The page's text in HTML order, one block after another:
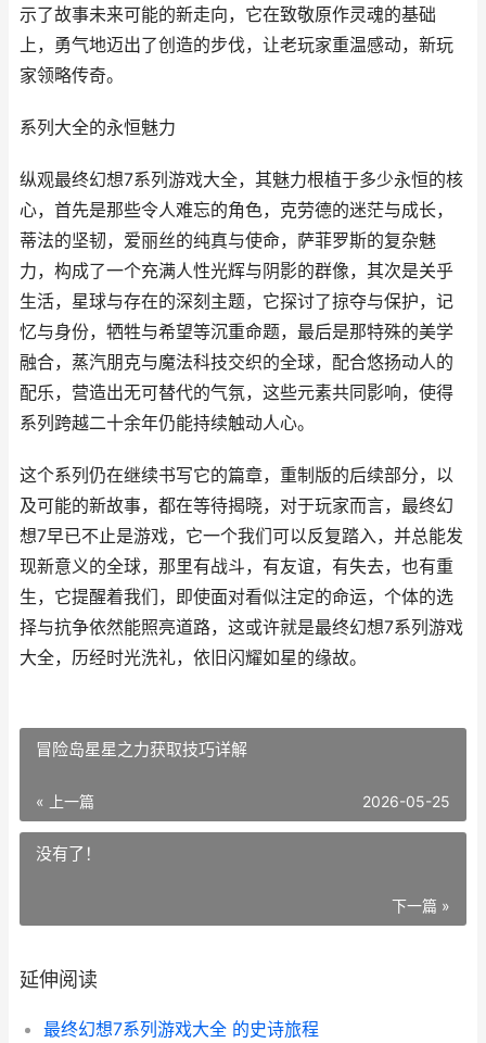
示了故事未来可能的新走向，它在致敬原作灵魂的基础
上，勇气地迈出了创造的步伐，让老玩家重温感动，新玩
家领略传奇。
系列大全的永恒魅力
纵观最终幻想7系列游戏大全，其魅力根植于多少永恒的核
心，首先是那些令人难忘的角色，克劳德的迷茫与成长，
蒂法的坚韧，爱丽丝的纯真与使命，萨菲罗斯的复杂魅
力，构成了一个充满人性光辉与阴影的群像，其次是关乎
生活，星球与存在的深刻主题，它探讨了掠夺与保护，记
忆与身份，牺牲与希望等沉重命题，最后是那特殊的美学
融合，蒸汽朋克与魔法科技交织的全球，配合悠扬动人的
配乐，营造出无可替代的气氛，这些元素共同影响，使得
系列跨越二十余年仍能持续触动人心。
这个系列仍在继续书写它的篇章，重制版的后续部分，以
及可能的新故事，都在等待揭晓，对于玩家而言，最终幻
想7早已不止是游戏，它一个我们可以反复踏入，并总能发
现新意义的全球，那里有战斗，有友谊，有失去，也有重
生，它提醒着我们，即使面对看似注定的命运，个体的选
择与抗争依然能照亮道路，这或许就是最终幻想7系列游戏
大全，历经时光洗礼，依旧闪耀如星的缘故。
冒险岛星星之力获取技巧详解
« 上一篇 2026-05-25
没有了！
下一篇 »
延伸阅读
最终幻想7系列游戏大全 的史诗旅程